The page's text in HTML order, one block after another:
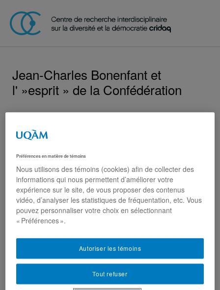
Jean-Charles Bonenfant et
l' »esprit » de la Confédération
Patrick Taillon
Canada (CRSH), via son programme de subvention
Connexion, a financé l’organisation du colloque Jean-
Charles Bonenfant et l' »esprit » de la Confédération.
Préférences en matière de témoins
Nous utilisons des témoins (cookies) afin de collecter des
informations qui nous permettent d’améliorer votre
expérience sur le site, de vous proposer des contenus
vidéo, d’analyser les statistiques de fréquentation, etc. Vous
pouvez personnaliser votre choix en sélectionnant
« Préférences ».
Tout refuser
Autoriser les témoins